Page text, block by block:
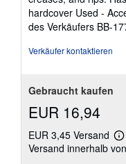
hardcover Used -
des Verkäufers BB-
Verkäufer kontaktieren
Gebraucht kaufen
EUR 16,94
EUR 3,45 Versand
Versand innerhalb